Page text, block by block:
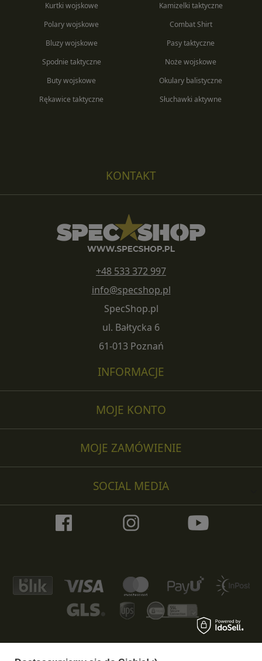
Kurtki wojskowe
Polary wojskowe
Bluzy wojskowe
Kamizelki taktyczne
Combat Shirt
Pasy taktyczne
Spodnie taktyczne
Buty wojskowe
Rękawice taktyczne
Noże wojskowe
Okulary balistyczne
Słuchawki aktywne
MOJE ZAMÓWIENIE
MOJE KONTO
KONTAKT
+48 533 372 997
info@specshop.pl
SpecShop.pl
ul. Bałtycka 6
61-013 Poznań
INFORMACJE
SOCIAL MEDIA